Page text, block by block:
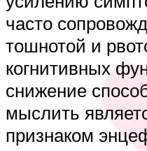
часто
тошнотой и
когнитивных
снижение
мыслить
признаком